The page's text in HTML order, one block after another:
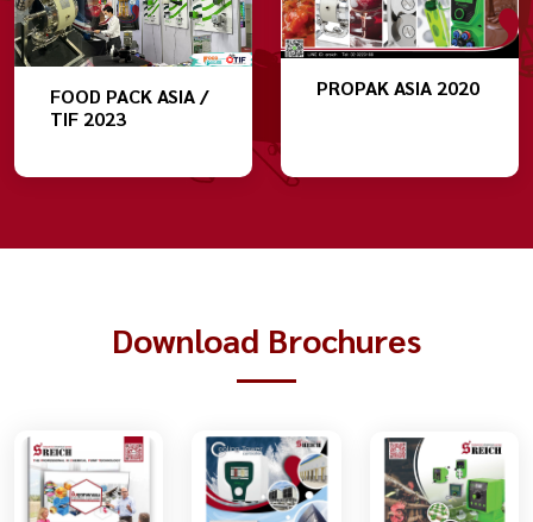
FOOD PACK ASIA /
TIF 2023
PROPAK ASIA 2020
Download Brochures